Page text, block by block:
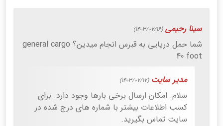
سینا رحیمی (1403/07/16)
شما حمل دریایی به قبرس انجام میدین؟ general cargo
40 foot
مدیر سایت (1403/07/17)
سلام. امکان ارسال برخی بارها وجود دارد. برای
کسب اطلاعات بیشتر با شماره های درج شده در
سایت تماس بگیرید.